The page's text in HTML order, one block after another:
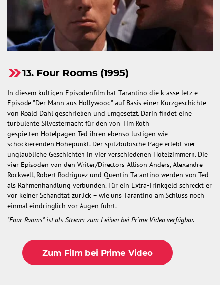
13. Four Rooms (1995)
In diesem kultigen Episodenfilm hat Tarantino die krasse letzte
Episode "Der Mann aus Hollywood" auf Basis einer Kurzgeschichte
von Roald Dahl geschrieben und umgesetzt. Darin findet eine
turbulente Silvesternacht für den von Tim Roth
gespielten Hotelpagen Ted ihren ebenso lustigen wie
schockierenden Höhepunkt. Der spitzbübische Page erlebt vier
unglaubliche Geschichten in vier verschiedenen Hotelzimmern. Die
vier Episoden von den Writer/Directors Allison Anders, Alexandre
Rockwell, Robert Rodriguez und Quentin Tarantino werden von Ted
als Rahmenhandlung verbunden. Für ein Extra-Trinkgeld schreckt er
vor keiner Schandtat zurück – wie uns Tarantino am Schluss noch
einmal eindringlich vor Augen führt.
"Four Rooms" ist als Stream zum Leihen bei Prime Video verfügbar.
Zum Film bei Prime Video